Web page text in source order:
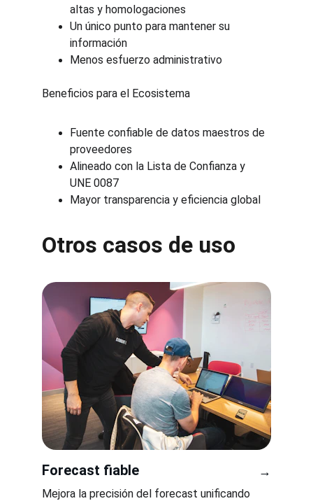
altas y homologaciones
Un único punto para mantener su
información
Menos esfuerzo administrativo
Beneficios para el Ecosistema
Fuente confiable de datos maestros de
proveedores
Alineado con la Lista de Confianza y
UNE 0087
Mayor transparencia y eficiencia global
Forecast fiable
Mejora la precisión del forecast unificando
→
Otros casos de uso